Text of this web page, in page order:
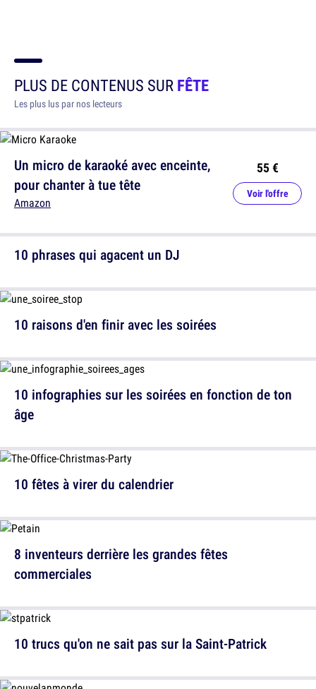
PLUS DE CONTENUS SURFÊTE
Les plus lus par nos lecteurs
Un micro de karaoké avec enceinte,
pour chanter à tue tête
Amazon
55 €
Voir l'offre
10 raisons d'en finir avec les soirées
10 fêtes à virer du calendrier
10 trucs qu'on ne sait pas sur la Saint-Patrick
10 phrases qui agacent un DJ
10 infographies sur les soirées en fonction de ton
âge
8 inventeurs derrière les grandes fêtes
commerciales